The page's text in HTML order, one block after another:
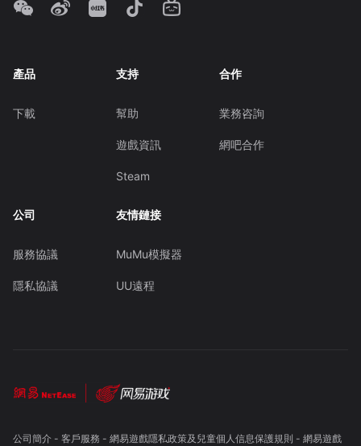
產品
下載
支持
幫助
遊戲資訊
Steam
合作
業務咨詢
網吧合作
公司
服務協議
隱私協議
友情鏈接
MuMu模擬器
UU遠程
公司簡介- 客戶服務 - 網易遊戲隱私政策及兒童個人信息保護規則 - 網易遊戲